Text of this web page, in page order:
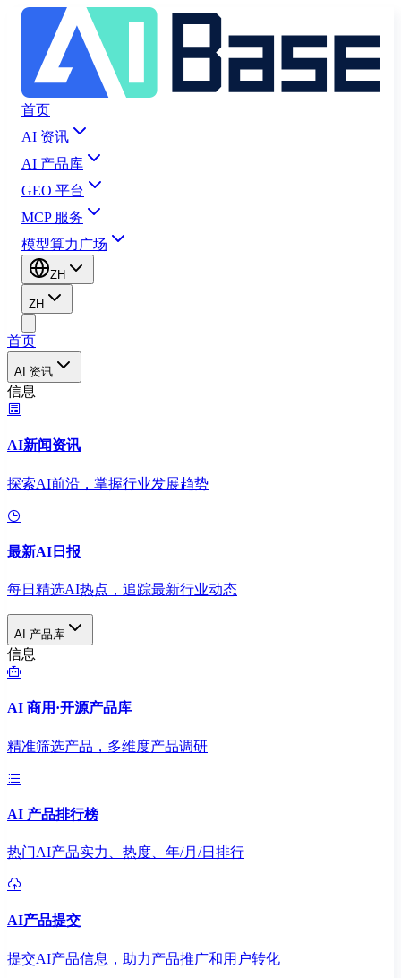
首页
AI 资讯
AI 产品库
GEO 平台
MCP 服务
模型算力广场
ZH
ZH
首页
AI 资讯
信息
AI新闻资讯
探索AI前沿，掌握行业发展趋势
最新AI日报
每日精选AI热点，追踪最新行业动态
AI 产品库
信息
AI 商用·开源产品库
精准筛选产品，多维度产品调研
AI 产品排行榜
热门AI产品实力、热度、年/月/日排行
AI产品提交
提交AI产品信息，助力产品推广和用户转化